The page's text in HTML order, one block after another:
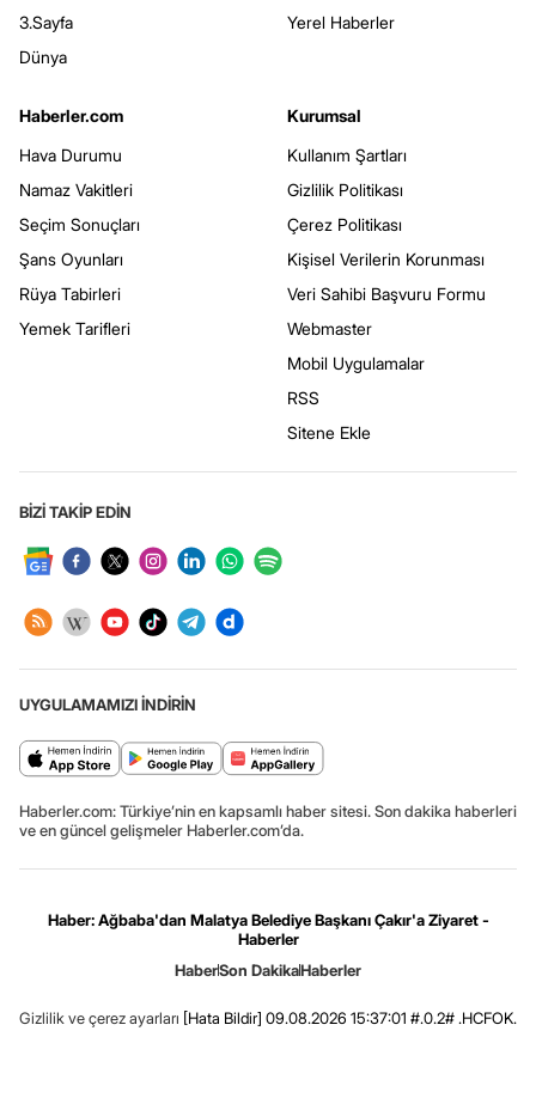
3.Sayfa
Dünya
Yerel Haberler
Haberler.com
Hava Durumu
Namaz Vakitleri
Seçim Sonuçları
Şans Oyunları
Rüya Tabirleri
Yemek Tarifleri
Kurumsal
Kullanım Şartları
Gizlilik Politikası
Çerez Politikası
Kişisel Verilerin Korunması
Veri Sahibi Başvuru Formu
Webmaster
Mobil Uygulamalar
RSS
Sitene Ekle
BİZİ TAKİP EDİN
UYGULAMAMIZI İNDİRİN
Haberler.com: Türkiye’nin en kapsamlı haber sitesi. Son dakika haberleri
ve en güncel gelişmeler Haberler.com’da.
Haber: Ağbaba'dan Malatya Belediye Başkanı Çakır'a Ziyaret -
Haberler
HaberSon DakikaHaberler
Gizlilik ve çerez ayarları [Hata Bildir] 09.08.2026 15:37:01 #.0.2# .HCFOK.